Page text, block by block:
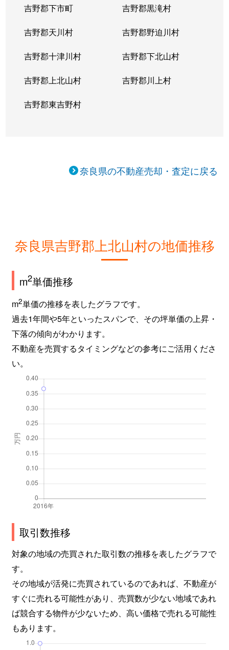
吉野郡下市町 吉野郡黒滝村
吉野郡天川村 吉野郡野迫川村
吉野郡十津川村 吉野郡下北山村
吉野郡上北山村 吉野郡川上村
吉野郡東吉野村
奈良県の不動産売却・査定に戻る
奈良県吉野郡上北山村の地価推移
m2単価推移
m2単価の推移を表したグラフです。
過去1年間や5年といったスパンで、その坪単価の上昇・
下落の傾向がわかります。
不動産を売買するタイミングなどの参考にご活用くださ
い。
取引数推移
対象の地域の売買された取引数の推移を表したグラフで
す。
その地域が活発に売買されているのであれば、不動産が
すぐに売れる可能性があり、売買数が少ない地域であれ
ば競合する物件が少ないため、高い価格で売れる可能性
もあります。